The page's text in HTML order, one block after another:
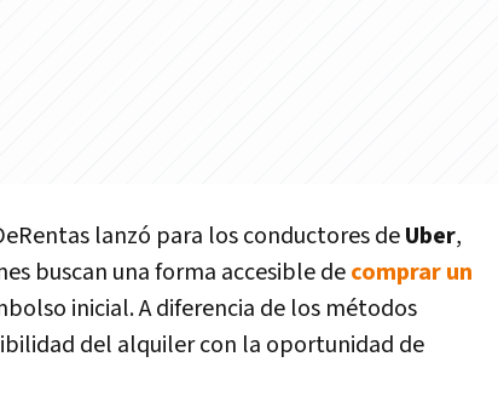
lanzó para los conductores deUber,
buscan una forma accesible decomprar un
inicial. A diferencia de los métodos
del alquiler con la oportunidad de